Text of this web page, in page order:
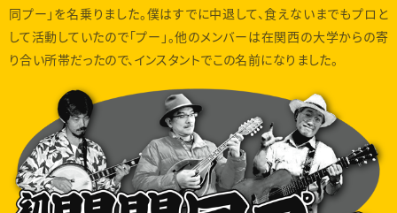
同プー」を名乗りました。僕はすでに中退して、食えないまでもプロと
して活動していたので「プー」。他のメンバーは在関西の大学からの寄
り合い所帯だったので、インスタントでこの名前になりました。